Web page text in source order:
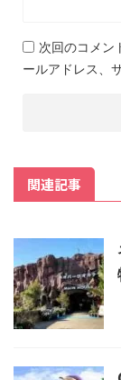
次回のコメン
ールアドレス、
関連記事